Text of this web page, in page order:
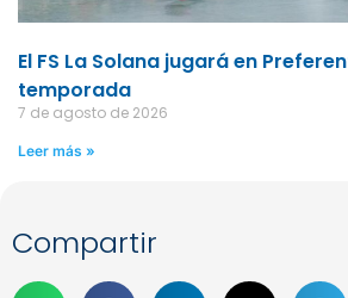
El FS La Solana jugará en
temporada
7 de agosto de 2026
Leer más »
Compartir